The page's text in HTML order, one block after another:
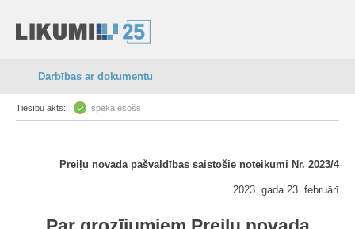
Darbības ar dokumentu
Tiesību akts: spēkā esošs
Preiļu novada pašvaldības saistošie noteikumi Nr. 2023/4
2023. gada 23. februārī